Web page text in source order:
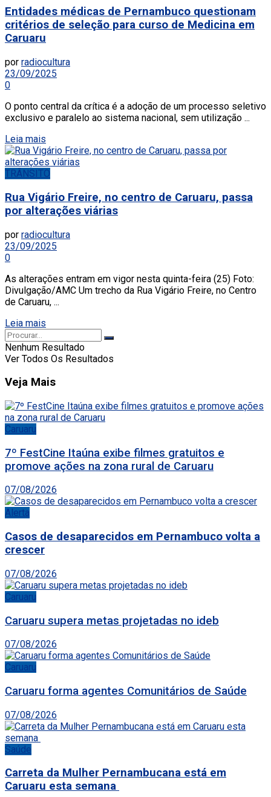
Entidades médicas de Pernambuco questionam
critérios de seleção para curso de Medicina em
Caruaru
por radiocultura
23/09/2025
0
O ponto central da crítica é a adoção de um processo seletivo
exclusivo e paralelo ao sistema nacional, sem utilização ...
Leia mais
TRÂNSITO
Rua Vigário Freire, no centro de Caruaru, passa
por alterações viárias
por radiocultura
23/09/2025
0
As alterações entram em vigor nesta quinta-feira (25) Foto:
Divulgação/AMC Um trecho da Rua Vigário Freire, no Centro
de Caruaru, ...
Leia mais
Nenhum Resultado
Ver Todos Os Resultados
Veja Mais
Caruaru
7º FestCine Itaúna exibe filmes gratuitos e
promove ações na zona rural de Caruaru
07/08/2026
Alerta
Casos de desaparecidos em Pernambuco volta a
crescer
07/08/2026
Caruaru
Caruaru supera metas projetadas no ideb
07/08/2026
Caruaru
Caruaru forma agentes Comunitários de Saúde
07/08/2026
Saúde
Carreta da Mulher Pernambucana está em
Caruaru esta semana